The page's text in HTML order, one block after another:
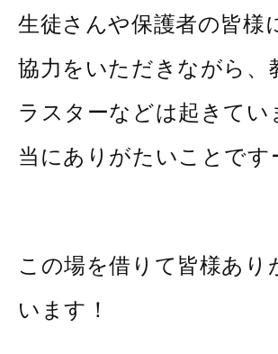
生徒さんや保護者の皆様
協力をいただきながら、
ラスターなどは起きてい
当にありがたいことです
この場を借りて皆様あり
います！